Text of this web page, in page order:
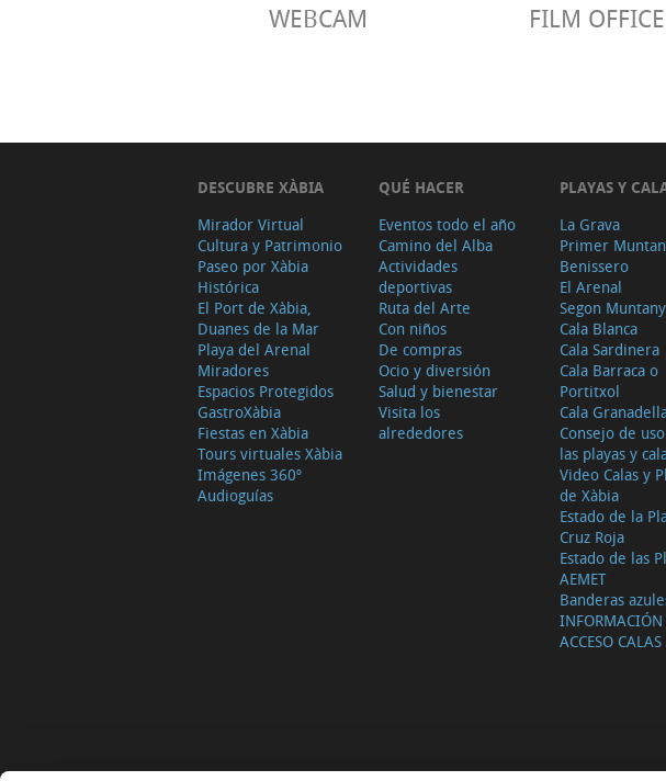
WEBCAM FILM OFFICE
DESCUBRE XÀBIA
Mirador Virtual
Cultura y Patrimonio
Paseo por Xàbia
Histórica
El Port de Xàbia,
Duanes de la Mar
Playa del Arenal
Miradores
Espacios Protegidos
GastroXàbia
Fiestas en Xàbia
Tours virtuales Xàbia
Imágenes 360º
Audioguías
QUÉ HACER
Eventos todo el año
Camino del Alba
Actividades
deportivas
Ruta del Arte
Con niños
De compras
Ocio y diversión
Salud y bienestar
Visita los
alrededores
PLAYAS Y
La Grava
Primer
Benissero
El Arenal
Segon
Cala Blanca
Cala Sardinera
Cala Barraca o
Portitxol
Cala
Consejo de
las playas y
Video Calas y
de Xàbia
Estado de la
Cruz Roja
Estado de las
AEMET
Banderas
INFORMACIÓN
ACCESO CALAS